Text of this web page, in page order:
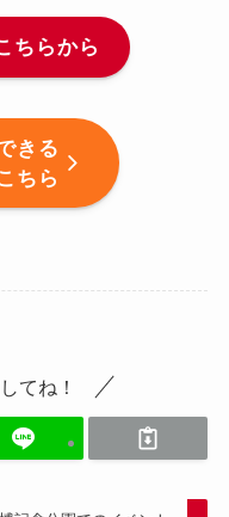
ちらから
きる
ちら
てね！